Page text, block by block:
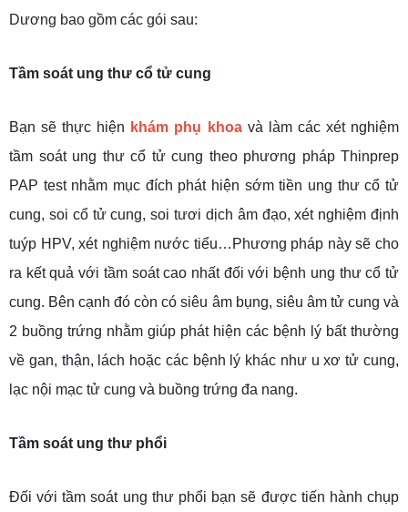
Dương bao gồm các gói sau:
Tầm soát ung thư cổ tử cung
Bạn sẽ thực hiện khám phụ khoavà làm các xét nghiệm
tầm soát ung thư cổ tử cung theo phương pháp Thinprep
PAP test nhằm mục đích phát hiện sớm tiền ung thư cổ tử
cung, soi cổ tử cung, soi tươi dịch âm đạo, xét nghiệm định
tuýp HPV, xét nghiệm nước tiểu…Phương pháp này sẽ cho
ra kết quả với tầm soát cao nhất đối với bệnh ung thư cổ tử
cung. Bên cạnh đó còn có siêu âm bụng, siêu âm tử cung và
2 buồng trứng nhằm giúp phát hiện các bệnh lý bất thường
về gan, thận, lách hoặc các bệnh lý khác như u xơ tử cung,
lạc nội mạc tử cung và buồng trứng đa nang.
Tầm soát ung thư phổi
Đối với tầm soát ung thư phổi bạn sẽ được tiến hành chụp